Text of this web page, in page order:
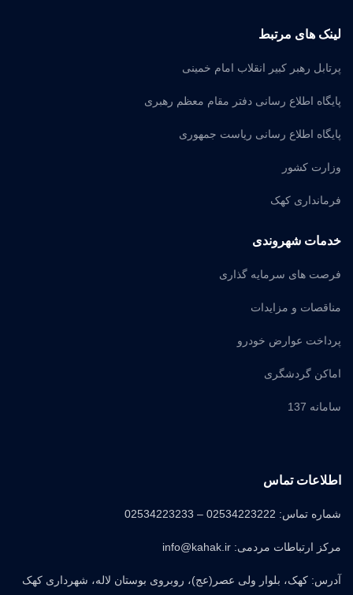
لینک های مرتبط
پرتابل رهبر کبیر انقلاب امام خمینی
پایگاه اطلاع رسانی دفتر مقام معظم رهبری
پایگاه اطلاع رسانی ریاست جمهوری
وزارت کشور
فرمانداری کهک
خدمات شهروندی
فرصت های سرمایه گذاری
مناقصات و مزایدات
پرداخت عوارض خودرو
اماکن گردشگری
سامانه 137
اطلاعات تماس
شماره تماس: 02534223222 – 02534223233
مرکز ارتباطات مردمی: info@kahak.ir
آدرس: کهک، بلوار ولی عصر(عج)، روبروی بوستان لاله، شهرداری کهک